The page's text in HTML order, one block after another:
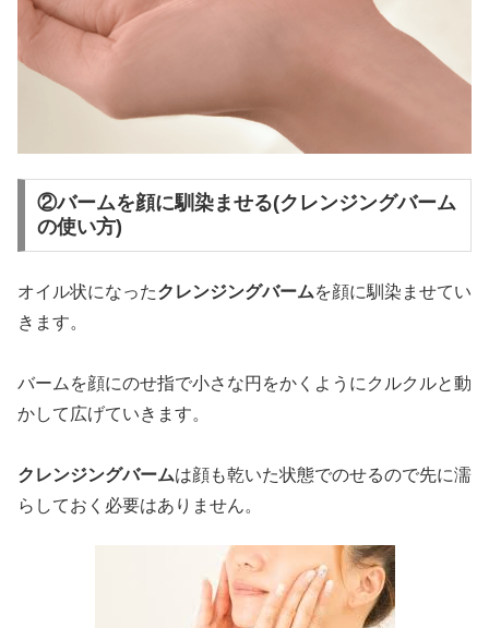
②バームを顔に馴染ませる(クレンジングバーム
の使い方)
オイル状になったクレンジングバームを顔に馴染ませてい
きます。
バームを顔にのせ指で小さな円をかくようにクルクルと動
かして広げていきます。
クレンジングバームは顔も乾いた状態でのせるので先に濡
らしておく必要はありません。